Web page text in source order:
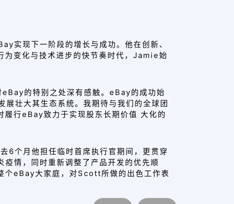
实现下一阶段的增长与成功。 他在创新、
变化与技术进步的快节奏时代， Jamie始
的特别之处深有感触。 eBay的成功始
展壮大其生态系统。我期待与我们的全球团
履行eBay致力于实现股东长期价值 大化的
个月他担任临时首席执行官期间，更贯穿
疫情，同时重新调整了产品开发的优先顺
个eBay大家庭，对Scott所做的出色工作表